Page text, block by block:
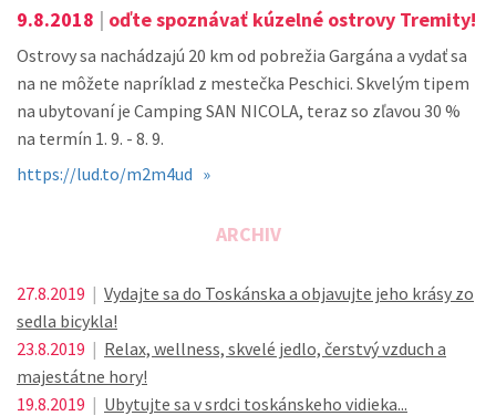
9.8.2018 | oďte spoznávať kúzelné ostrovy Tremity!
Ostrovy sa nachádzajú 20 km od pobrežia Gargána a vydať sa
na ne môžete napríklad z mestečka Peschici. Skvelým tipem
na ubytovaní je Camping SAN NICOLA, teraz so zľavou 30 %
na termín 1. 9. - 8. 9.
https://lud.to/m2m4ud »
ARCHIV
27.8.2019 | Vydajte sa do Toskánska a objavujte jeho krásy zo
sedla bicykla!
23.8.2019 | Relax, wellness, skvelé jedlo, čerstvý vzduch a
majestátne hory!
19.8.2019 | Ubytujte sa v srdci toskánskeho vidieka...